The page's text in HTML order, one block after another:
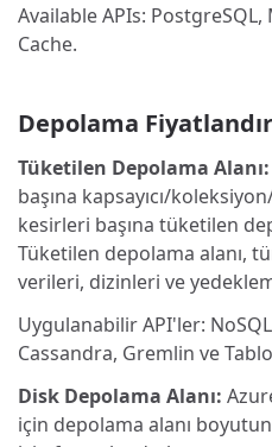
Available APIs:
Cache.
Depolama
Tüketilen Depolama Alanı:
başına kapsayıcı/
kesirleri başına tüketilen
Tüketilen depolama alanı,
verileri, dizinleri ve
Uygulanabilir API'ler:
Cassandra, Gremlin ve
Disk Depolama Alanı:
için depolama alanı